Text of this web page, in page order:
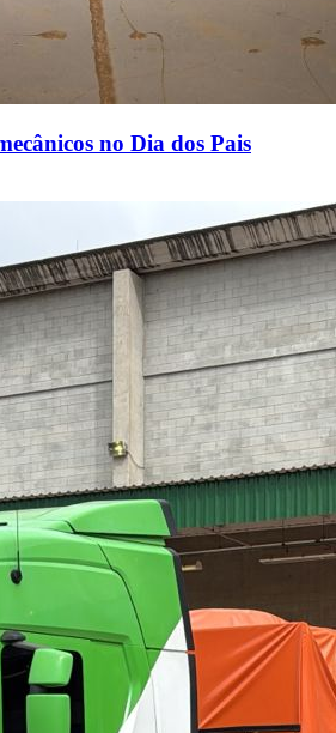
no Dia dos Pais